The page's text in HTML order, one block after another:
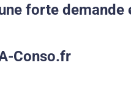
forte
Conso.fr